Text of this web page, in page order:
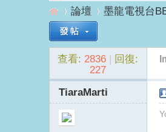
墨»
論壇
›
墨龍電視台
查看: 2836 | 回復:
227
TiaraMarti